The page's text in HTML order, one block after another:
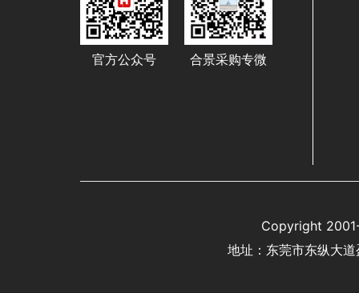
官方公众号 合景采购专微
Copyright
地址：东莞市东纵大